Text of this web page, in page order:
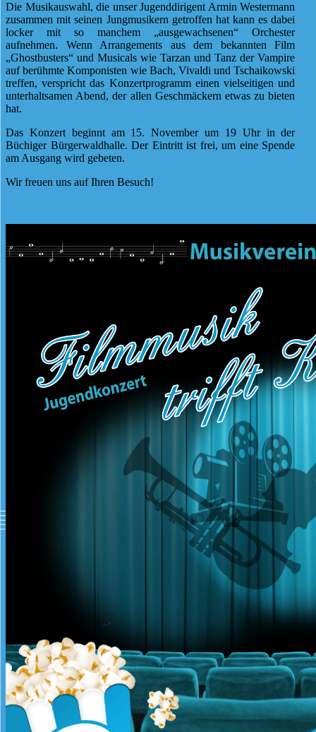
Die Musikauswahl, die unser Jugenddirigent Armin Westermann
zusammen mit seinen Jungmusikern getroffen hat kann es dabei
locker mit so manchem „ausgewachsenen“ Orchester
aufnehmen. Wenn Arrangements aus dem bekannten Film
„Ghostbusters“ und Musicals wie Tarzan und Tanz der Vampire
auf berühmte Komponisten wie Bach, Vivaldi und Tschaikowski
treffen, verspricht das Konzertprogramm einen vielseitigen und
unterhaltsamen Abend, der allen Geschmäckern etwas zu bieten
hat.
Das Konzert beginnt am 15. November um 19 Uhr in der
Büchiger Bürgerwaldhalle. Der Eintritt ist frei, um eine Spende
am Ausgang wird gebeten.
Wir freuen uns auf Ihren Besuch!